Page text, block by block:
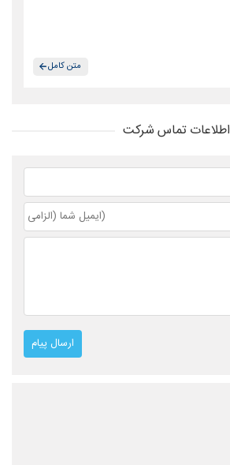
متن کامل
اطلاعات تماس شرکت